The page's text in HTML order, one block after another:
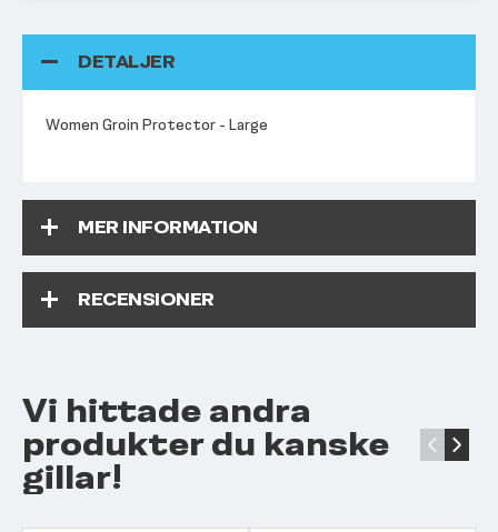
DETALJER
Women Groin Protector - Large
MER INFORMATION
RECENSIONER
Vi hittade andra
produkter du kanske
gillar!
‹ ›